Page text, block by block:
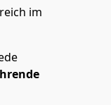
im